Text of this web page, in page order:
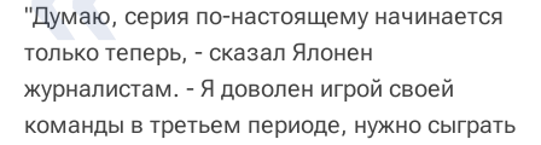
"Думаю, серия по-настоящему начинается
только теперь, - сказал Ялонен
журналистам. - Я доволен игрой своей
команды в третьем периоде, нужно сыграть